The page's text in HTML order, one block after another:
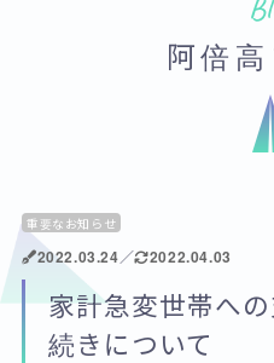
阿倍
重要なお知らせ
2022.03.24／ 2022.04.03
家計急変世帯へ
続きについて